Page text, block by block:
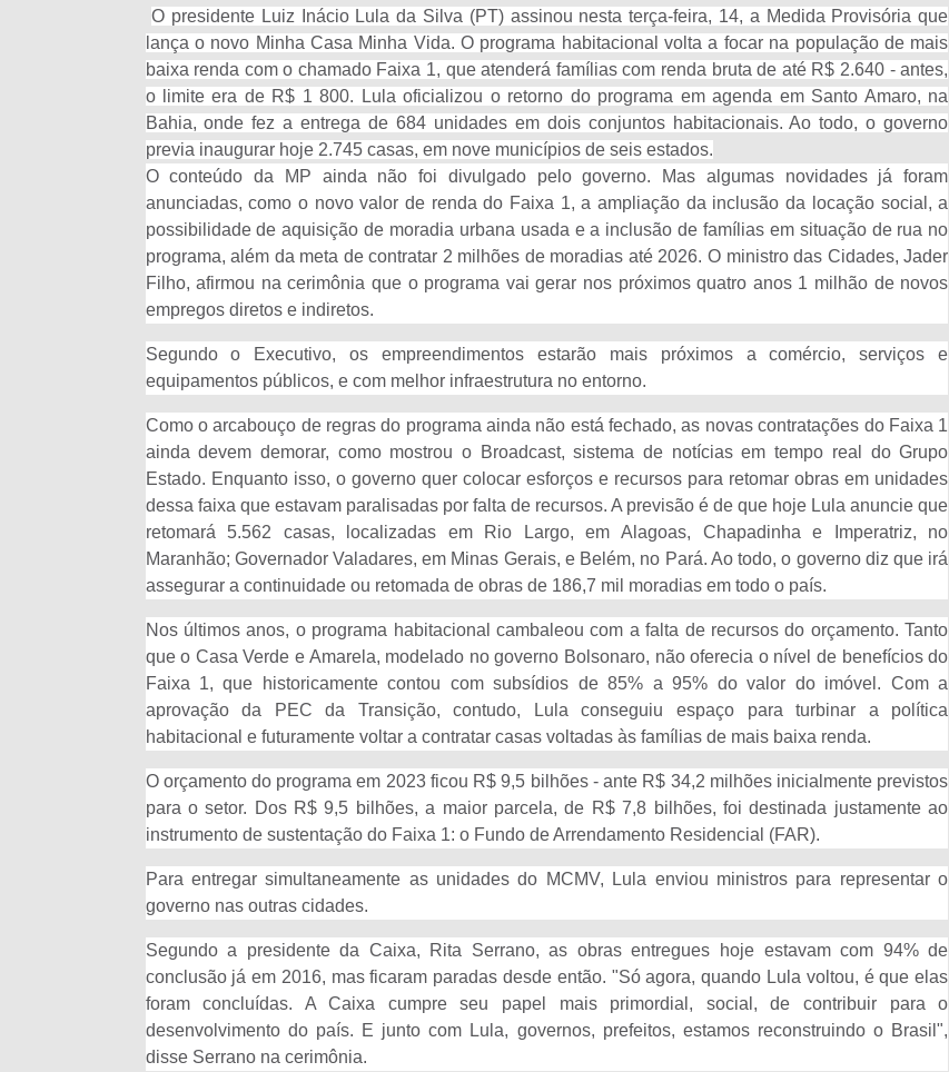
O presidente Luiz Inácio Lula da Silva (PT) assinou nesta terça-feira, 14, a Medida Provisória que
lança o novo Minha Casa Minha Vida. O programa habitacional volta a focar na população de mais
baixa renda com o chamado Faixa 1, que atenderá famílias com renda bruta de até R$ 2.640 - antes,
o limite era de R$ 1 800. Lula oficializou o retorno do programa em agenda em Santo Amaro, na
Bahia, onde fez a entrega de 684 unidades em dois conjuntos habitacionais. Ao todo, o governo
previa inaugurar hoje 2.745 casas, em nove municípios de seis estados.
O conteúdo da MP ainda não foi divulgado pelo governo. Mas algumas novidades já foram
anunciadas, como o novo valor de renda do Faixa 1, a ampliação da inclusão da locação social, a
possibilidade de aquisição de moradia urbana usada e a inclusão de famílias em situação de rua no
programa, além da meta de contratar 2 milhões de moradias até 2026. O ministro das Cidades, Jader
Filho, afirmou na cerimônia que o programa vai gerar nos próximos quatro anos 1 milhão de novos
empregos diretos e indiretos.
Segundo o Executivo, os empreendimentos estarão mais próximos a comércio, serviços e
equipamentos públicos, e com melhor infraestrutura no entorno.
Como o arcabouço de regras do programa ainda não está fechado, as novas contratações do Faixa 1
ainda devem demorar, como mostrou o Broadcast, sistema de notícias em tempo real do Grupo
Estado. Enquanto isso, o governo quer colocar esforços e recursos para retomar obras em unidades
dessa faixa que estavam paralisadas por falta de recursos. A previsão é de que hoje Lula anuncie que
retomará 5.562 casas, localizadas em Rio Largo, em Alagoas, Chapadinha e Imperatriz, no
Maranhão; Governador Valadares, em Minas Gerais, e Belém, no Pará. Ao todo, o governo diz que irá
assegurar a continuidade ou retomada de obras de 186,7 mil moradias em todo o país.
Nos últimos anos, o programa habitacional cambaleou com a falta de recursos do orçamento. Tanto
que o Casa Verde e Amarela, modelado no governo Bolsonaro, não oferecia o nível de benefícios do
Faixa 1, que historicamente contou com subsídios de 85% a 95% do valor do imóvel. Com a
aprovação da PEC da Transição, contudo, Lula conseguiu espaço para turbinar a política
habitacional e futuramente voltar a contratar casas voltadas às famílias de mais baixa renda.
O orçamento do programa em 2023 ficou R$ 9,5 bilhões - ante R$ 34,2 milhões inicialmente previstos
para o setor. Dos R$ 9,5 bilhões, a maior parcela, de R$ 7,8 bilhões, foi destinada justamente ao
instrumento de sustentação do Faixa 1: o Fundo de Arrendamento Residencial (FAR).
Para entregar simultaneamente as unidades do MCMV, Lula enviou ministros para representar o
governo nas outras cidades.
Segundo a presidente da Caixa, Rita Serrano, as obras entregues hoje estavam com 94% de
conclusão já em 2016, mas ficaram paradas desde então. "Só agora, quando Lula voltou, é que elas
foram concluídas. A Caixa cumpre seu papel mais primordial, social, de contribuir para o
desenvolvimento do país. E junto com Lula, governos, prefeitos, estamos reconstruindo o Brasil",
disse Serrano na cerimônia.